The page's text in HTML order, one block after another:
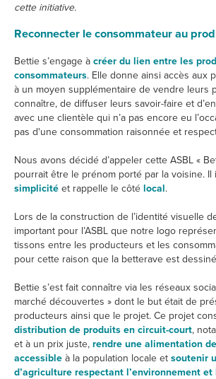
cette initiative.
Reconnecter le consommateur au
Bettie s’engage à créer du lien entre les
consommateurs. Elle donne ainsi accès aux
à un moyen supplémentaire de vendre leurs
connaître, de diffuser leurs savoir-faire et
avec une clientèle qui n’a pas encore eu
pas d'une consommation raisonnée et
Nous avons décidé d’appeler cette ASBL «
pourrait être le prénom porté par la voisine.
simplicité et rappelle le côté local.
Lors de la construction de l’identité visuelle
important pour l’ASBL que notre logo
tissons entre les producteurs et les
pour cette raison que la betterave est
Bettie s’est fait connaître via les réseaux
marché découvertes » dont le but était de
producteurs ainsi que le projet. Ce projet
distribution de produits en circuit-court,
et à un prix juste, rendre une alimentation
accessible à la population locale et soutenir
d’agriculture respectant l’environnement